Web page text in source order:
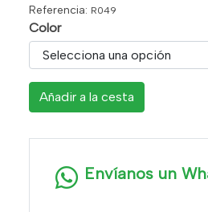
Referencia: R049
Color
Añadir a la cesta
Envíanos un